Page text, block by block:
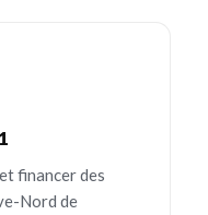
financer des
Nord de